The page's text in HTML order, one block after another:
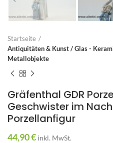
Startseite
Antiquitäten & Kunst / Glas -
Metallobjekte
Gräfenthal GDR
Geschwister im
Porzellanfigur
44,90€ inkl. MwSt.